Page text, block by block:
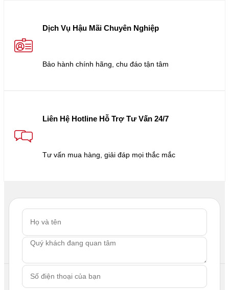
Dịch Vụ Hậu Mãi Chuyên Nghiệp
Bảo hành chính hãng, chu đáo tận tâm
Liên Hệ Hotline Hỗ Trợ Tư Vấn 24/7
Tư vấn mua hàng, giải đáp mọi thắc mắc